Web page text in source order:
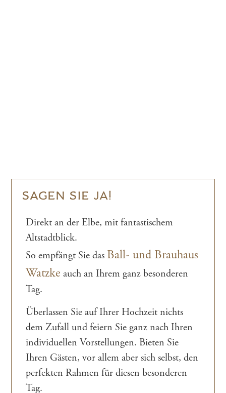
SAGEN SIE JA!
Direkt an der Elbe, mit fantastischem
Altstadtblick.
So empfängt Sie das Ball- und Brauhaus
Watzke auch an Ihrem ganz besonderen
Tag.
Überlassen Sie auf Ihrer Hochzeit nichts
dem Zufall und feiern Sie ganz nach Ihren
individuellen Vorstellungen. Bieten Sie
Ihren Gästen, vor allem aber sich selbst, den
perfekten Rahmen für diesen besonderen
Tag.